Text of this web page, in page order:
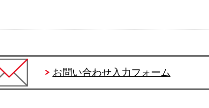
お問い合わせ入力フォーム